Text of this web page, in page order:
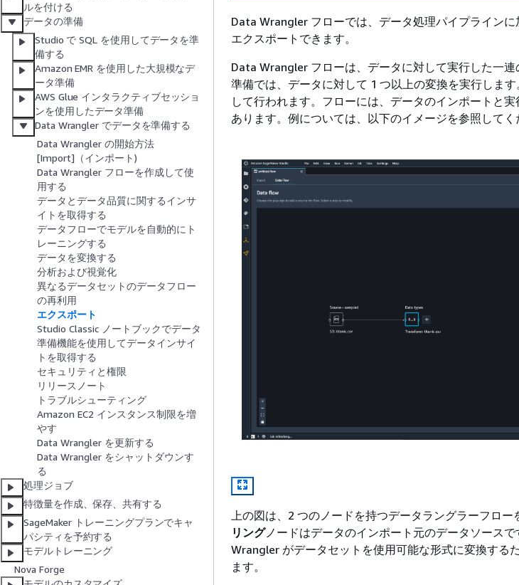
ルを付ける
データの準備
Studio で SQL を使用してデータを準
備する
Amazon EMR を使用した大規模なデ
ータ準備
AWS Glue インタラクティブセッショ
ンを使用したデータ準備
Data Wrangler でデータを準備する
Data Wrangler の開始方法
[Import]（インポート)
Data Wrangler フローを作成して使
用する
データとデータ品質に関するインサ
イトを取得する
データフローでモデルを自動的にト
レーニングする
データを変換する
分析および視覚化
異なるデータセットのデータフロー
の再利用
エクスポート
Studio Classic ノートブックでデータ
準備機能を使用してデータインサイ
トを取得する
セキュリティと権限
リリースノート
トラブルシューティング
Amazon EC2 インスタンス制限を増
やす
Data Wrangler を更新する
Data Wrangler をシャットダウンす
る
処理ジョブ
特徴量を作成、保存、共有する
SageMaker トレーニングプランでキャ
パシティを予約する
モデルトレーニング
Nova Forge
Data Wrangler フローでは、データ処理パイプライン
エクスポートできます。
Data Wrangler フローは、データに対して実行した一
準備では、データに対して 1 つ以上の変換を実行しま
して行われます。フローには、データのインポートと
あります。例については、以下のイメージを参照してく
上の図は、2 つのノードを持つデータラングラーフロー
リングノードはデータのインポート元のデータソースで
Wrangler がデータセットを使用可能な形式に変換する
ます。